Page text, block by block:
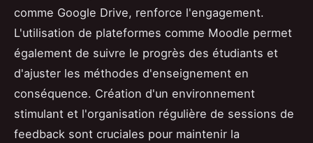
comme Google Drive, renforce l'engagement.
L'utilisation de plateformes comme Moodle permet
également de suivre le progrès des étudiants et
d'ajuster les méthodes d'enseignement en
conséquence. Création d'un environnement
stimulant et l'organisation régulière de sessions de
feedback sont cruciales pour maintenir la